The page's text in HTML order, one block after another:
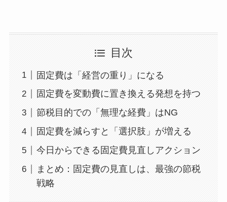
目次
固定費は「経営の重り」になる
固定費を変動費に置き換える発想を持つ
節税目的での「無理な経費」はNG
固定費を減らすと「選択肢」が増える
今日からできる固定費見直しアクション
まとめ：固定費の見直しは、最強の節税
戦略